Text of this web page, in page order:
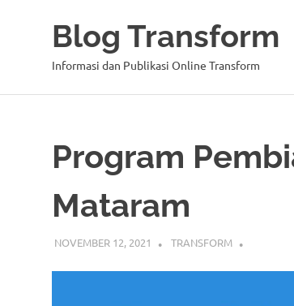
Blog Transform
Informasi dan Publikasi Online Transform
Program
Mataram
NOVEMBER 12, 2021 TRANSFORM